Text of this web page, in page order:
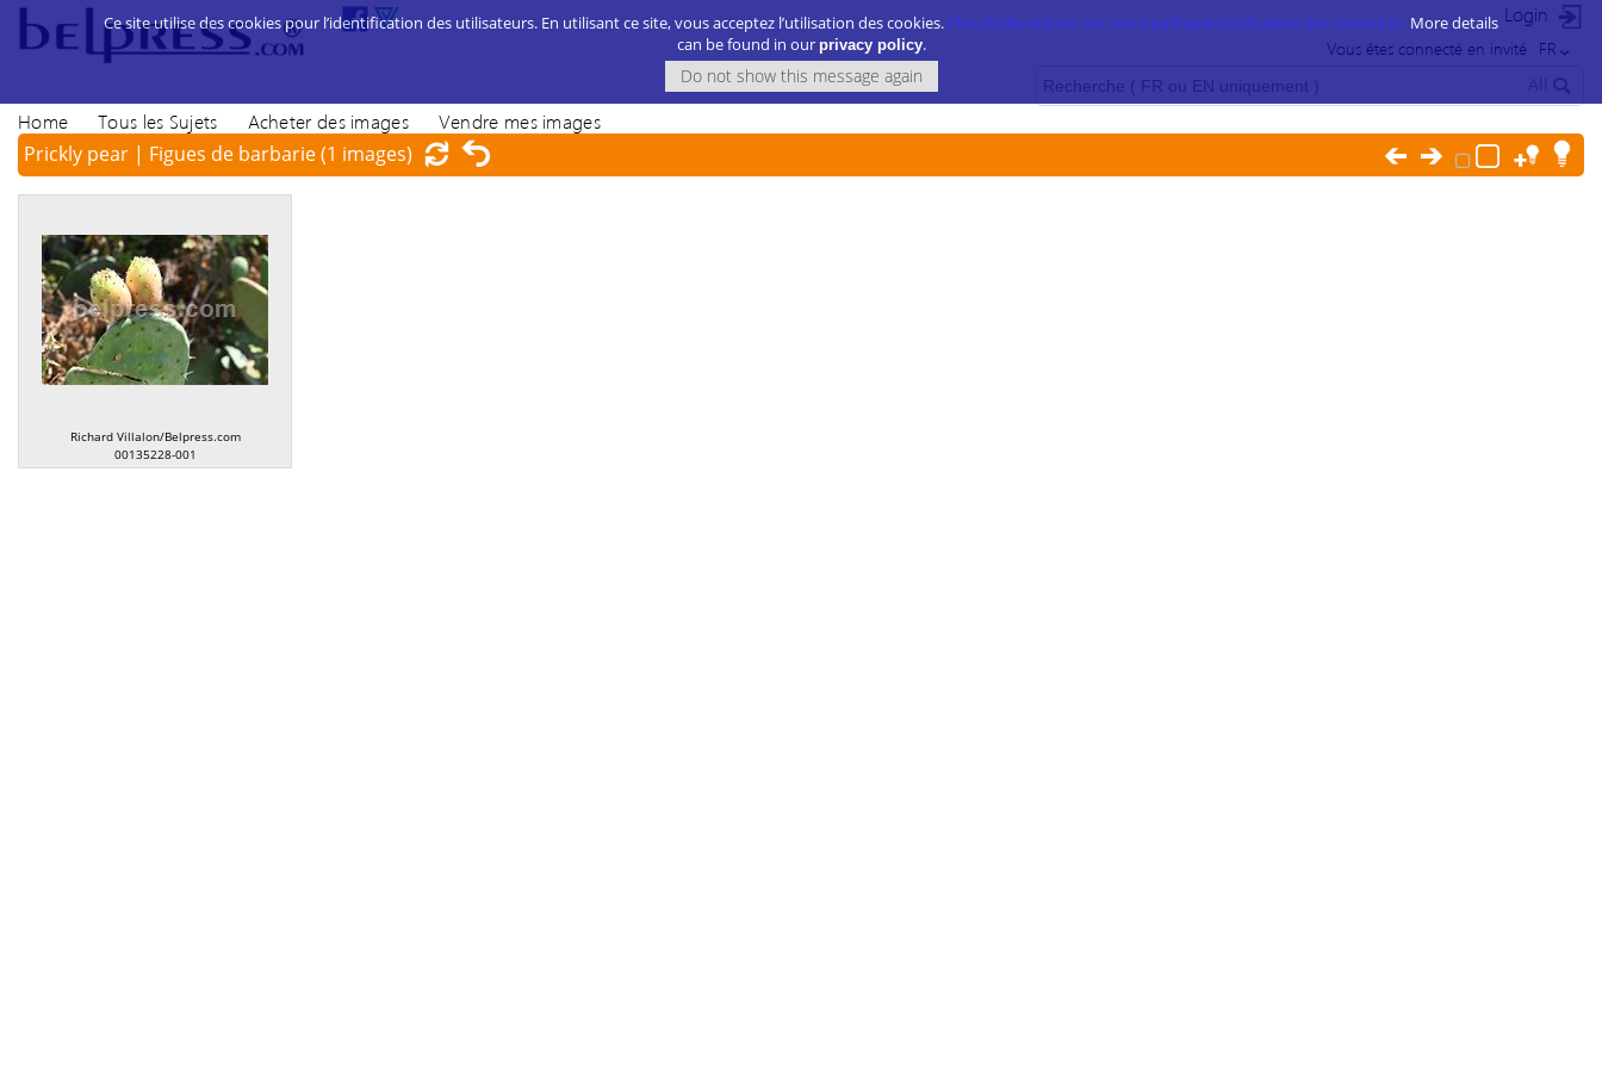
Login
FR
Vous êtes connecté en invité
Home Tous les Sujets Acheter des images Vendre mes images
Prickly pear | Figues de barbarie(1 images)
Richard Villalon/Belpress.com
00135228-001
Ce site utilise des cookies pour l’identification des utilisateurs. En utilisant ce site, vous acceptez l’utilisation des cookies. Plus d’information sur notre politique d’utilisation des cookies ici. More details
can be found in our privacy policy.